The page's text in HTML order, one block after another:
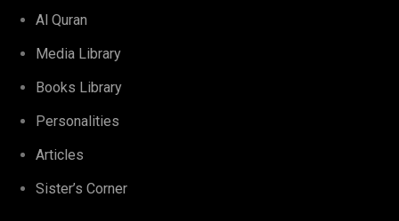
Al Quran
Media Library
Books Library
Personalities
Articles
Sister’s Corner